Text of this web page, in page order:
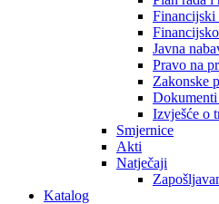
Financijski
Javna
Pravo na
Zakonske
Izvješće o
Smjernice
Akti
Natječaji
Katalog